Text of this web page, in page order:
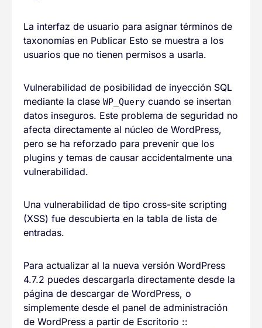
La interfaz de usuario para asignar términos de
taxonomías en Publicar Esto se muestra a los
usuarios que no tienen permisos a usarla.
Vulnerabilidad de posibilidad de inyección SQL
mediante la claseWP_Query cuando se insertan
datos inseguros. Este problema de seguridad no
afecta directamente al núcleo de WordPress,
pero se ha reforzado para prevenir que los
plugins y temas de causar accidentalmente una
vulnerabilidad.
Una vulnerabilidad de tipo cross-site scripting
(XSS) fue descubierta en la tabla de lista de
entradas.
Para actualizar al la nueva versión WordPress
4.7.2 puedes descargarla directamente desde la
página de descargar de WordPress, o
simplemente desde el panel de administración
de WordPress a partir de Escritorio ::